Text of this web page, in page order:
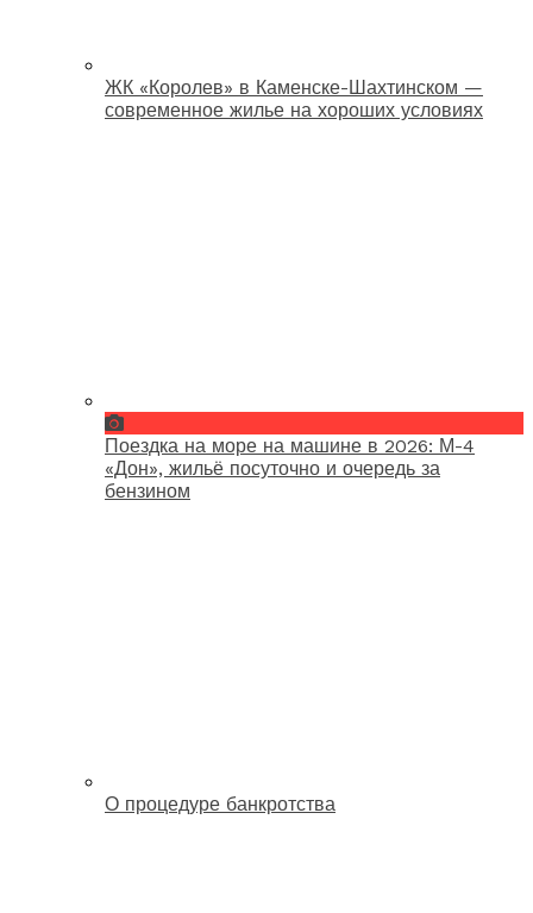
ЖК «Королев» в Каменске-Шахтинском —
современное жилье на хороших условиях
Поездка на море на машине в 2026: М-4
«Дон», жильё посуточно и очередь за
бензином
О процедуре банкротства